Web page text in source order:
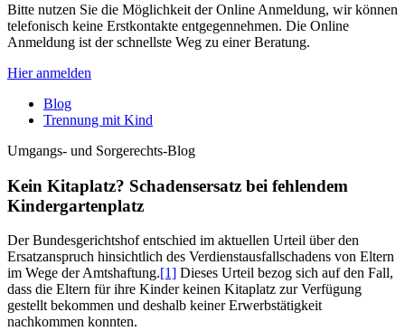
Bitte nutzen Sie die Möglichkeit der Online Anmeldung, wir können
telefonisch keine Erstkontakte entgegennehmen. Die Online
Anmeldung ist der schnellste Weg zu einer Beratung.
Hier anmelden
Blog
Trennung mit Kind
Umgangs- und Sorgerechts-Blog
Kein Kitaplatz? Schadensersatz bei fehlendem
Kindergartenplatz
Der Bundesgerichtshof entschied im aktuellen Urteil über den
Ersatzanspruch hinsichtlich des Verdienstausfallschadens von Eltern
im Wege der Amtshaftung.[1] Dieses Urteil bezog sich auf den Fall,
dass die Eltern für ihre Kinder keinen Kitaplatz zur Verfügung
gestellt bekommen und deshalb keiner Erwerbstätigkeit
nachkommen konnten.